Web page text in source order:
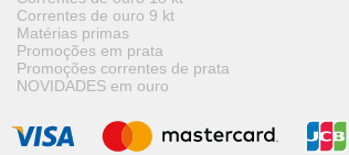
Correntes de ouro 9 kt
Matérias primas
Promoções em prata
Promoções correntes de prata
NOVIDADES em ouro